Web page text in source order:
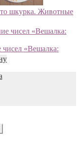
шкурка. Животные
чисел «Вешалка: